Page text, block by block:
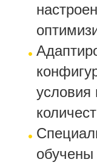
условия